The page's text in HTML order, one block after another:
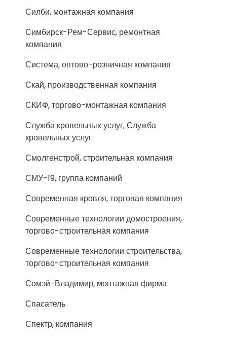
Силби, монтажная компания
Симбирск-Рем-Сервис, ремонтная
компания
Система, оптово-розничная компания
Скай, производственная компания
СКИФ, торгово-монтажная компания
Служба кровельных услуг, Служба
кровельных услуг
Смолгенстрой, строительная компания
СМУ-19, группа компаний
Современная кровля, торговая компания
Современные технологии домостроения,
торгово-строительная компания
Современные технологии строительства,
торгово-строительная компания
Сомэй-Владимир, монтажная фирма
Спасатель
Спектр, компания